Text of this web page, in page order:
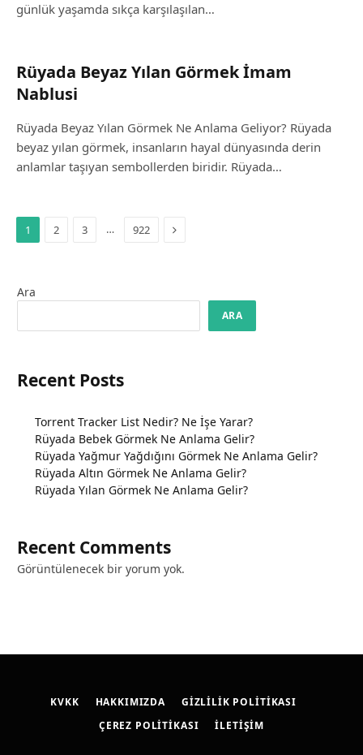
günlük yaşamda sıkça karşılaşılan…
Rüyada Beyaz Yılan Görmek İmam
Nablusi
Rüyada Beyaz Yılan Görmek Ne Anlama Geliyor? Rüyada
beyaz yılan görmek, insanların hayal dünyasında derin
anlamlar taşıyan sembollerden biridir. Rüyada…
1 2 3 … 922 Next
Ara
ARA
Recent Posts
Torrent Tracker List Nedir? Ne İşe Yarar?
Rüyada Bebek Görmek Ne Anlama Gelir?
Rüyada Yağmur Yağdığını Görmek Ne Anlama Gelir?
Rüyada Altın Görmek Ne Anlama Gelir?
Rüyada Yılan Görmek Ne Anlama Gelir?
Recent Comments
Görüntülenecek bir yorum yok.
KVKK HAKKIMIZDA
GIZLILIK POLITIKASI
ÇEREZ POLITIKASI
İLETIŞIM